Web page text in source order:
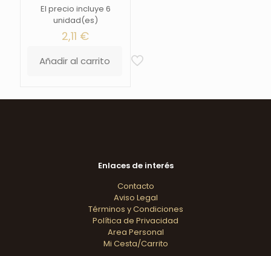
El precio incluye 6
unidad(es)
2,11 €
Añadir al carrito
Enlaces de interés
Contacto
Aviso Legal
Términos y Condiciones
Política de Privacidad
Area Personal
Mi Cesta/Carrito